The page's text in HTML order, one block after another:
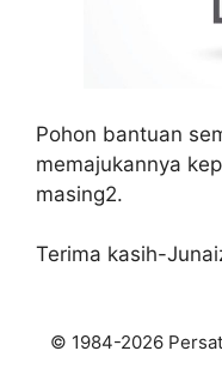
Pohon bantuan
memajukannya
masing2.
Terima kasih-
© 1984-2026